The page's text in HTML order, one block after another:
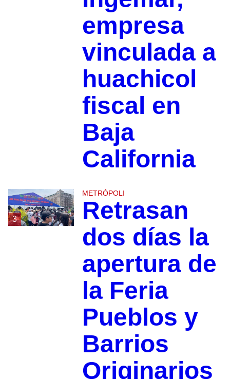
empresa
vinculada a
huachicol
fiscal en
Baja
California
3
METRÓPOLI
Retrasan
dos días la
apertura de
la Feria
Pueblos y
Barrios
Originarios